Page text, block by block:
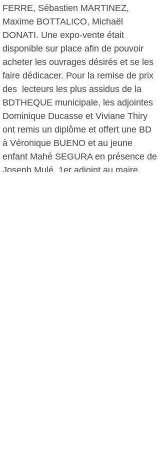
FERRE, Sébastien MARTINEZ,
Maxime BOTTALICO, Michaël
DONATI. Une expo-vente était
disponible sur place afin de pouvoir
acheter les ouvrages désirés et se les
faire dédicacer. Pour la remise de prix
des lecteurs les plus assidus de la
BDTHEQUE municipale, les adjointes
Dominique Ducasse et Viviane Thiry
ont remis un diplôme et offert une BD
à Véronique BUENO et au jeune
enfant Mahé SEGURA en présence de
Joseph Mulé, 1er adjoint au maire.